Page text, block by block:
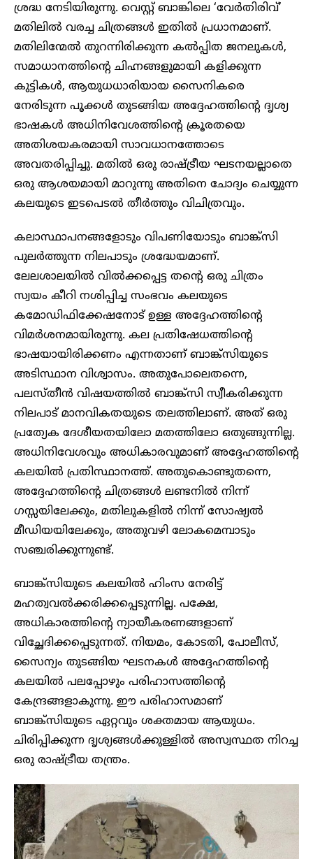
ശ്രദ്ധ നേടിയിരുന്നു. വെസ്റ്റ് ബാങ്കിലെ ‘വേർതിരിവ്’
മതിലിൽ വരച്ച ചിത്രങ്ങൾ ഇതിൽ പ്രധാനമാണ്.
മതിലിന്മേൽ തുറന്നിരിക്കുന്ന കൽപ്പിത ജനലുകൾ,
സമാധാനത്തിന്റെ ചിഹ്നങ്ങളുമായി കളിക്കുന്ന
കുട്ടികൾ, ആയുധധാരിയായ സൈനികരെ
നേരിടുന്ന പൂക്കൾ തുടങ്ങിയ അദ്ദേഹത്തിന്റെ ദൃശ്യ
ഭാഷകൾ അധിനിവേശത്തിന്റെ ക്രൂരതയെ
അതിശയകരമായി സാവധാനത്തോടെ
അവതരിപ്പിച്ചു. മതിൽ ഒരു രാഷ്ട്രീയ ഘടനയല്ലാതെ
ഒരു ആശയമായി മാറുന്നു അതിനെ ചോദ്യം ചെയ്യുന്ന
കലയുടെ ഇടപെടൽ തീർത്തും വിചിത്രവും.
കലാസ്ഥാപനങ്ങളോടും വിപണിയോടും ബാങ്ക്സി
പുലർത്തുന്ന നിലപാടും ശ്രദ്ധേയമാണ്.
ലേലശാലയിൽ വിൽക്കപ്പെട്ട തന്റെ ഒരു ചിത്രം
സ്വയം കീറി നശിപ്പിച്ച സംഭവം കലയുടെ
കമോഡിഫിക്കേഷനോട് ഉള്ള അദ്ദേഹത്തിന്റെ
വിമർശനമായിരുന്നു. കല പ്രതിഷേധത്തിന്റെ
ഭാഷയായിരിക്കണം എന്നതാണ് ബാങ്ക്സിയുടെ
അടിസ്ഥാന വിശ്വാസം. അതുപോലെതന്നെ,
പലസ്തീൻ വിഷയത്തിൽ ബാങ്ക്സി സ്വീകരിക്കുന്ന
നിലപാട് മാനവികതയുടെ തലത്തിലാണ്. അത് ഒരു
പ്രത്യേക ദേശീയതയിലോ മതത്തിലോ ഒതുങ്ങുന്നില്ല.
അധിനിവേശവും അധികാരവുമാണ് അദ്ദേഹത്തിന്റെ
കലയിൽ പ്രതിസ്ഥാനത്ത്. അതുകൊണ്ടുതന്നെ,
അദ്ദേഹത്തിന്റെ ചിത്രങ്ങൾ ലണ്ടനിൽ നിന്ന്
ഗസ്സയിലേക്കും, മതിലുകളിൽ നിന്ന് സോഷ്യൽ
മീഡിയയിലേക്കും, അതുവഴി ലോകമെമ്പാടും
സഞ്ചരിക്കുന്നുണ്ട്.
ബാങ്ക്സിയുടെ കലയിൽ ഹിംസ നേരിട്ട്
മഹത്വവൽക്കരിക്കപ്പെടുന്നില്ല. പക്ഷേ,
അധികാരത്തിന്റെ ന്യായീകരണങ്ങളാണ്
വിച്ഛേദിക്കപ്പെടുന്നത്. നിയമം, കോടതി, പോലീസ്,
സൈന്യം തുടങ്ങിയ ഘടനകൾ അദ്ദേഹത്തിന്റെ
കലയിൽ പലപ്പോഴും പരിഹാസത്തിന്റെ
കേന്ദ്രങ്ങളാകുന്നു. ഈ പരിഹാസമാണ്
ബാങ്ക്സിയുടെ ഏറ്റവും ശക്തമായ ആയുധം.
ചിരിപ്പിക്കുന്ന ദൃശ്യങ്ങൾക്കുള്ളിൽ അസ്വസ്ഥത നിറച്ച
ഒരു രാഷ്ട്രീയ തന്ത്രം.